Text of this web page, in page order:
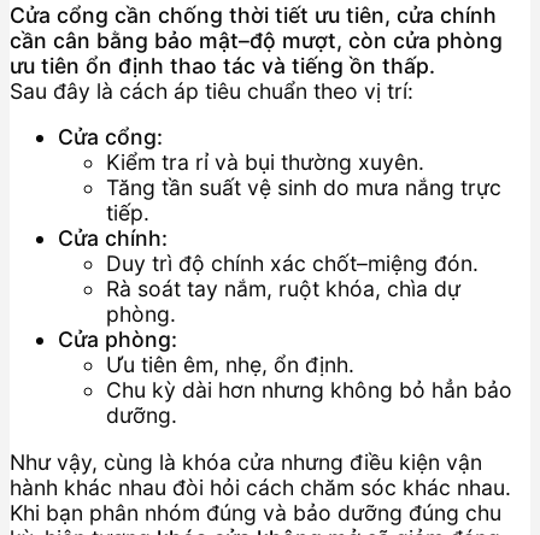
Cửa cổng cần chống thời tiết ưu tiên, cửa chính
cần cân bằng bảo mật–độ mượt, còn cửa phòng
ưu tiên ổn định thao tác và tiếng ồn thấp.
Sau đây là cách áp tiêu chuẩn theo vị trí:
Cửa cổng:
Kiểm tra rỉ và bụi thường xuyên.
Tăng tần suất vệ sinh do mưa nắng trực
tiếp.
Cửa chính:
Duy trì độ chính xác chốt–miệng đón.
Rà soát tay nắm, ruột khóa, chìa dự
phòng.
Cửa phòng:
Ưu tiên êm, nhẹ, ổn định.
Chu kỳ dài hơn nhưng không bỏ hẳn bảo
dưỡng.
Như vậy, cùng là khóa cửa nhưng điều kiện vận
hành khác nhau đòi hỏi cách chăm sóc khác nhau.
Khi bạn phân nhóm đúng và bảo dưỡng đúng chu